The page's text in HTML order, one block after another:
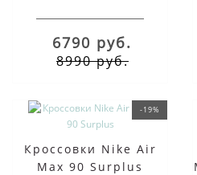
6790 руб.
8990 руб.
-19%
Кроссовки Nike Air
Max 90 Surplus